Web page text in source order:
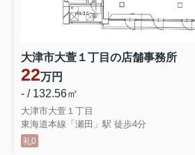
大津市大萱１丁目の店舗事務所
22万円
- / 132.56㎡
大津市大萱１丁目
東海道本線「瀬田」駅 徒歩4分
礼0